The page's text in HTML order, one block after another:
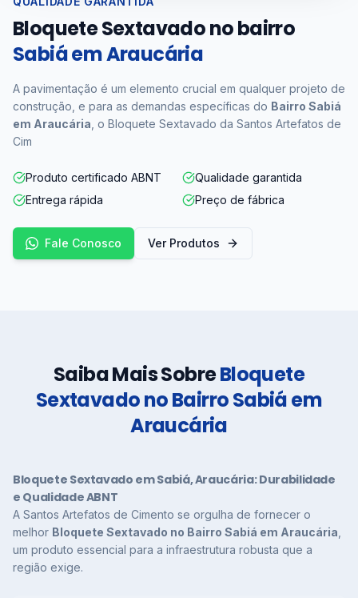
Bloquete Sextavado no bairro
Sabiá em Araucária
A pavimentação é um elemento crucial em qualquer projeto de
construção, e para as demandas específicas do Bairro Sabiá
em Araucária, o Bloquete Sextavado da Santos Artefatos de
Cim
Produto certificado ABNT
Qualidade garantida
Entrega rápida
Preço de fábrica
Fale Conosco Ver Produtos
Saiba Mais SobreBloquete
Sextavado no Bairro Sabiá em
Araucária
Bloquete Sextavado em Sabiá, Araucária: Durabilidade
e Qualidade ABNT
A Santos Artefatos de Cimento se orgulha de fornecer o
melhor Bloquete Sextavado no Bairro Sabiá em Araucária,
um produto essencial para a infraestrutura robusta que a
região exige.